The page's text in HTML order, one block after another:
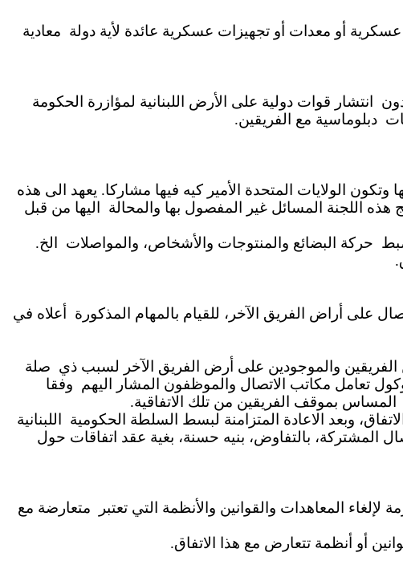
أو معدات أو تجهيزات عسكرية عائدة لأية دولة معادية
انتشار قوات دولية على الأرض اللبنانية لمؤازرة الحكومة
دبلوماسية مع الفريقين.
الولايات المتحدة الأمير كيه فيها مشاركا. يعهد الى هذه
هذه اللجنة المسائل غير المفصول بها والمحالة
اليها من قبل
حركة البضائع والمنتوجات والأشخاص، والمواصلات
الخ.
على أراض الفريق الآخر، للقيام بالمهام المذكورة
أعلاه في
والموجودين على أرض الفريق الآخر لسبب ذي صلة
تعامل مكاتب الاتصال والموظفون المشار اليهم
وفقا
المساس بموقف الفريقين من تلك الاتفاقية.
الاتفاق، وبعد الاعادة المتزامنة لبسط السلطة الحكومية
اللبنانية
المشتركة، بالتفاوض، بنيه حسنة، بغية عقد اتفاقات حول
متعارضة مع
أو أنظمة تتعارض مع هذا الاتفاق.